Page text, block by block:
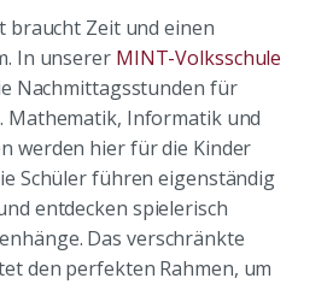
braucht Zeit und einen
In unserer MINT-Volksschule
Nachmittagsstunden für
Mathematik, Informatik und
werden hier für die Kinder
Schüler führen eigenständig
entdecken spielerisch
Das verschränkte
den perfekten Rahmen, um